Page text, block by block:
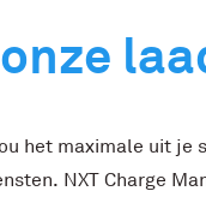
onze
het maximale uit je
NXT Charge